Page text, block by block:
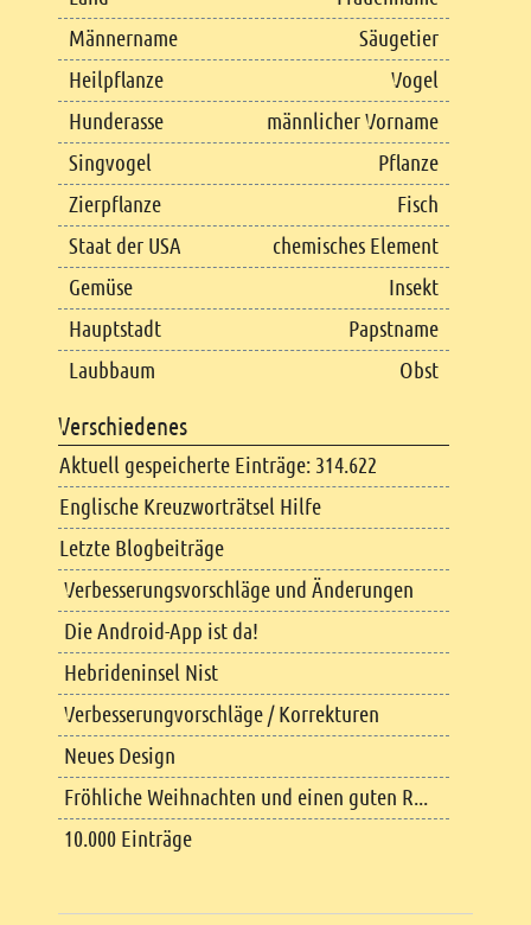
Männername
Säugetier
Heilpflanze
Vogel
Hunderasse
männlicher Vorname
Singvogel
Pflanze
Zierpflanze
Fisch
Staat der USA
chemisches Element
Gemüse
Insekt
Hauptstadt
Papstname
Laubbaum
Obst
Verschiedenes
Aktuell gespeicherte Einträge: 314.622
Englische Kreuzworträtsel Hilfe
Letzte Blogbeiträge
Verbesserungsvorschläge und Änderungen
Die Android-App ist da!
Hebrideninsel Nist
Verbesserungvorschläge / Korrekturen
Neues Design
Fröhliche Weihnachten und einen guten R...
10.000 Einträge